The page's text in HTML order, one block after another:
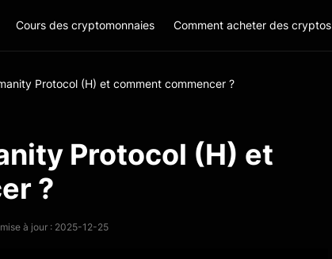
Cours des cryptomonnaies Comment acheter des cryptos
Protocol (H) et comment commencer ?
Protocol (H) et
?
à jour : 2025-12-25